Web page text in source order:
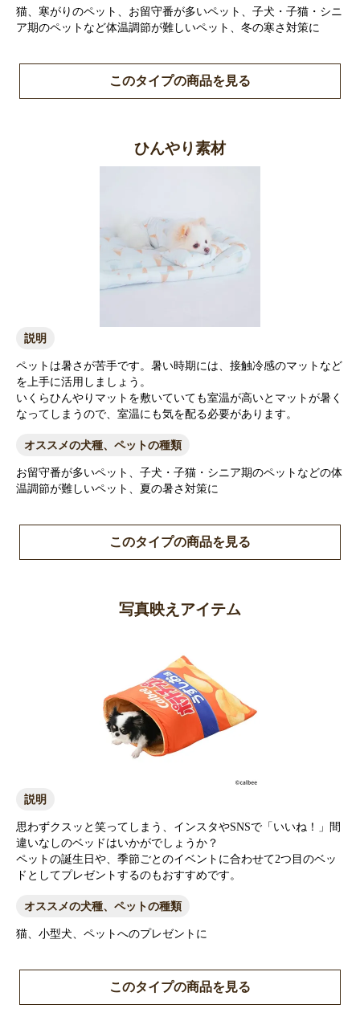
お買い物を続ける カートへ進む
猫、寒がりのペット、お留守番が多いペット、子犬・子猫・シニ
ア期のペットなど体温調節が難しいペット、冬の寒さ対策に
このタイプの商品を見る
ひんやり素材
説明
ペットは暑さが苦手です。暑い時期には、接触冷感のマットなど
を上手に活用しましょう。
いくらひんやりマットを敷いていても室温が高いとマットが暑く
なってしまうので、室温にも気を配る必要があります。
オススメの犬種、ペットの種類
お留守番が多いペット、子犬・子猫・シニア期のペットなどの体
温調節が難しいペット、夏の暑さ対策に
このタイプの商品を見る
写真映えアイテム
説明
思わずクスッと笑ってしまう、インスタやSNSで「いいね！」間
違いなしのベッドはいかがでしょうか？
ペットの誕生日や、季節ごとのイベントに合わせて2つ目のベッ
ドとしてプレゼントするのもおすすめです。
オススメの犬種、ペットの種類
猫、小型犬、ペットへのプレゼントに
このタイプの商品を見る